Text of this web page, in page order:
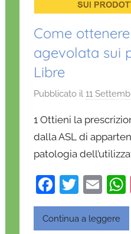
Come
agevolata sui
Libre
Pubblicato il11
1 Ottieni la
dalla ASL di
patologia
F
a
c
T
w
itt
E
m
ai
h
Continua a leggere